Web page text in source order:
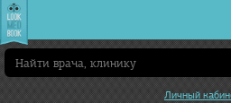
Врачи
Личный